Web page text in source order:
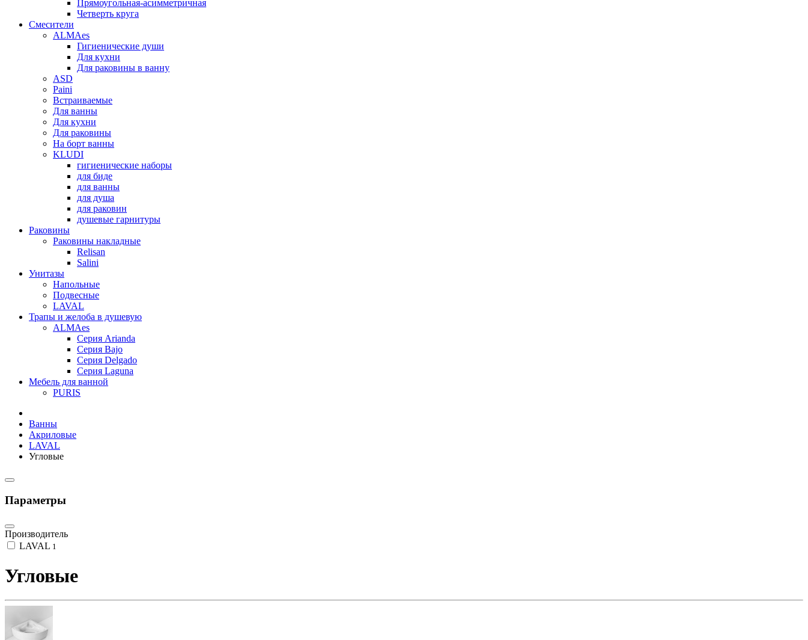
Прямоугольная-асимметричная
Четверть круга
Смесители
ALMAes
Гигиенические души
Для кухни
Для раковины в ванну
ASD
Paini
Встраиваемые
Для ванны
Для кухни
Для раковины
На борт ванны
KLUDI
гигиенические наборы
для биде
для ванны
для душа
для раковин
душевые гарнитуры
Раковины
Раковины накладные
Relisan
Salini
Унитазы
Напольные
Подвесные
LAVAL
Трапы и желоба в душевую
ALMAes
Серия Arianda
Серия Bajo
Серия Delgado
Серия Laguna
Мебель для ванной
PURIS
Ванны
Акриловые
LAVAL
Угловые
Параметры
Производитель
LAVAL 1
Угловые